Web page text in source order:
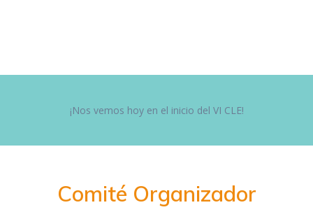
¡Nos vemos hoy en el inicio del VI CLE!
Comité Organizador